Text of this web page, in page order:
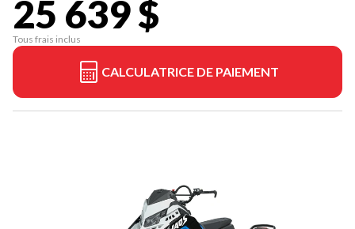
25 639 $
Tous frais inclus
CALCULATRICE DE PAIEMENT